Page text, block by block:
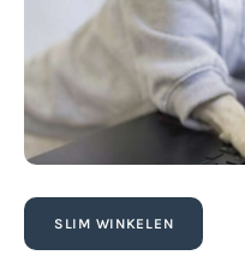
SLIM WINKELEN